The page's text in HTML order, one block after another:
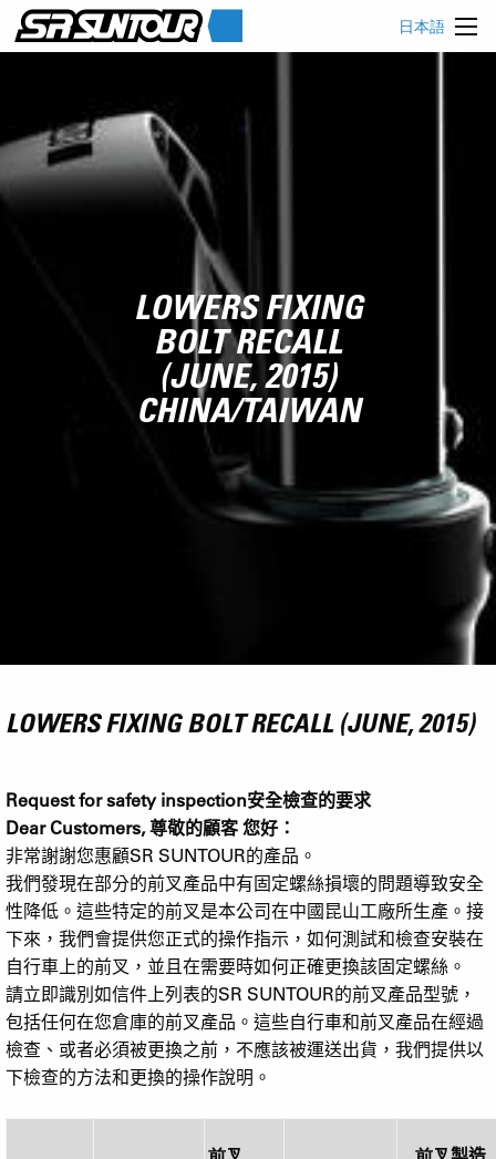
日本語
LOWERS FIXING
BOLT RECALL
(JUNE, 2015)
CHINA/TAIWAN
LOWERS FIXING BOLT RECALL (JUNE, 2015)
Request for safety inspection安全檢查的要求
Dear Customers,尊敬的顧客 您好：
非常謝謝您惠顧SR SUNTOUR的產品。
我們發現在部分的前叉產品中有固定螺絲損壞的問題導致安全
性降低。這些特定的前叉是本公司在中國昆山工廠所生產。接
下來，我們會提供您正式的操作指示，如何測試和檢查安裝在
自行車上的前叉，並且在需要時如何正確更換該固定螺絲。
請立即識別如信件上列表的SR SUNTOUR的前叉產品型號，
包括任何在您倉庫的前叉產品。這些自行車和前叉產品在經過
檢查、或者必須被更換之前，不應該被運送出貨，我們提供以
下檢查的方法和更換的操作說明。